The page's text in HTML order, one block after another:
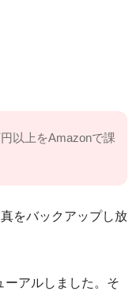
以上をAmazonで課
をバックアップし放
ーアルしました。そ